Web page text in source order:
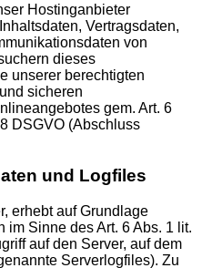
Hostinganbieter
Vertragsdaten,
von
dieses
unserer berechtigten
sicheren
gem. Art. 6
DSGVO (Abschluss
und Logfiles
erhebt auf Grundlage
im Sinne des Art. 6 Abs. 1 lit.
auf den Server, auf dem
Serverlogfiles). Zu